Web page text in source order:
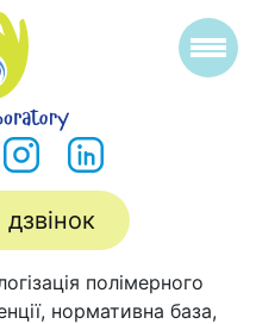
полімерного
нормативна база,